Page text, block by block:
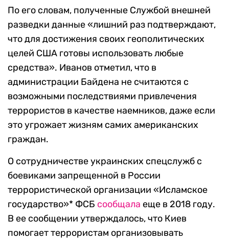
По его словам, полученные Службой внешней
разведки данные «лишний раз подтверждают,
что для достижения своих геополитических
целей США готовы использовать любые
средства». Иванов отметил, что в
администрации Байдена не считаются с
возможными последствиями привлечения
террористов в качестве наемников, даже если
это угрожает жизням самих американских
граждан.
О сотрудничестве украинских спецслужб с
боевиками запрещенной в России
террористической организации «Исламское
государство»* ФСБ сообщала еще в 2018 году.
В ее сообщении утверждалось, что Киев
помогает террористам организовывать